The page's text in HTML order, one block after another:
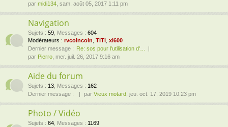
par midi134 , sam. août 05, 2017 1:11 pm
Navigation
Sujets : 59 Messages : 604
Modérateurs : rvcoincoin TiTi xl600
Dernier message :
Re: sos pour l'utilisation d'…
par Pierro , mer. juil. 26, 2017 9:16 am
Aide du forum
Sujets : 13 Messages : 162
Dernier message :
par Vieux motard , jeu. oct. 17, 2019 10:23 pm
Photo / Vidéo
Sujets : 64 Messages : 1169